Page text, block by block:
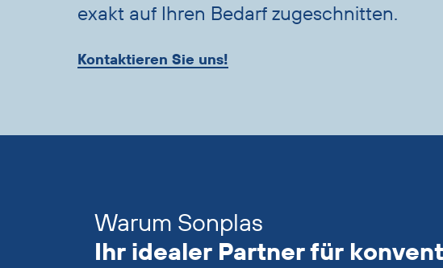
exakt auf Ihren Bedarf zugeschnitten.
Kontaktieren Sie uns!
Warum Sonplas
Ihr idealer Partner für